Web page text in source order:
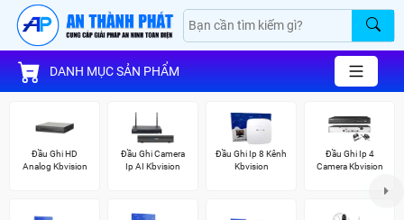
DANH MỤC SẢN PHẨM
Đầu Ghi HD
Analog Kbvision
Đầu Ghi Camera
Ip AI Kbvision
Đầu Ghi Ip 8 Kênh
Kbvision
Đầu Ghi Ip 4
Camera Kbvision